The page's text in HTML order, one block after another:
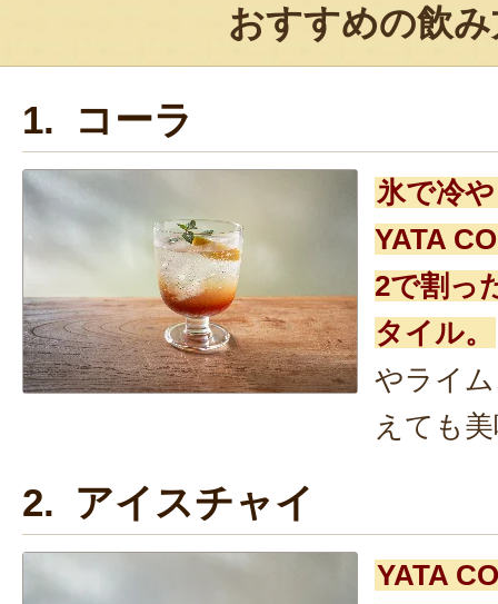
おすすめの飲
1. コーラ
氷で冷
YATA
2で割っ
タイル。
やライ
えても
2. アイスチャイ
YATA